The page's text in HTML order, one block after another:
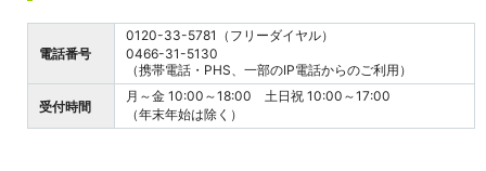
電話番号
0120-33-5781（フリーダイヤル）
0466-31-5130
（携帯電話・PHS、一部のIP電話からのご利用）
受付時間
月～金 10:00～18:00 土日祝 10:00～17:00
（年末年始は除く）